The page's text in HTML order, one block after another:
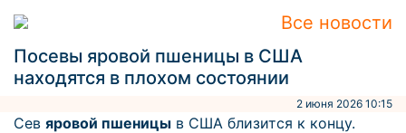
Все новости
Посевы яровой пшеницы в США
находятся в плохом состоянии
2 июня 2026 10:15
Сев яровой пшеницы в США близится к концу.